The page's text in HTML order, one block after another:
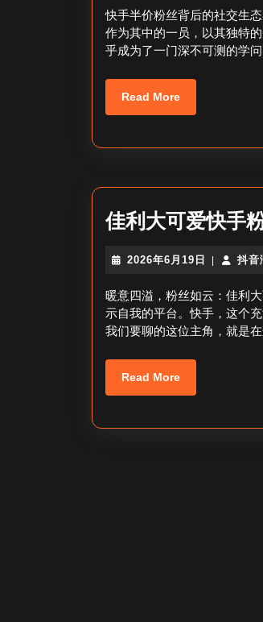
7
月
30
日
快手半价粉丝背后的社交生
作为其中的一员，以其独特
乎成为了一门深不可测的学
Read MoreRead
More
佳利大可爱快手
2026年6月19日
2026
6
月
19
日
抖音
暖意四溢，粉丝如云：佳利
示自我的平台。快手，这个
我们要聊的这位主角，就是
Read MoreRead
More